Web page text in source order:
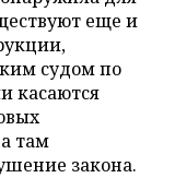
еще и
судом по
касаются
там
закона.